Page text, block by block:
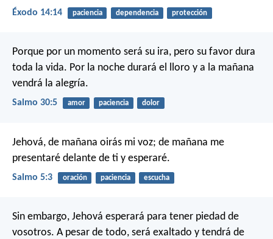
Éxodo 14:14 paciencia dependencia protección
Porque por un momento será su ira, pero su favor dura
toda la vida. Por la noche durará el lloro y a la mañana
vendrá la alegría.
Salmo 30:5 amor paciencia dolor
Jehová, de mañana oirás mi voz; de mañana me
presentaré delante de ti y esperaré.
Salmo 5:3 oración paciencia escucha
Sin embargo, Jehová esperará para tener piedad de
vosotros. A pesar de todo, será exaltado y tendrá de